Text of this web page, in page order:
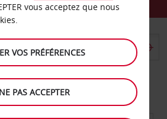
agence de retour
DATE DE RETOUR
vous acceptez que nous
VOS PRÉFÉRENCES
NE PAS ACCEPTER